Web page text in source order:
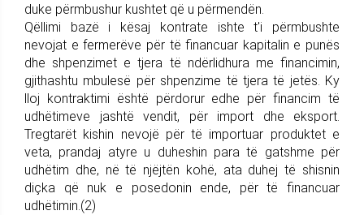
duke përmbushur kushtet që u përmendën.
Qëllimi bazë i kësaj kontrate ishte t'i përmbushte
nevojat e fermerëve për të financuar kapitalin e punës
dhe shpenzimet e tjera të ndërlidhura me financimin,
gjithashtu mbulesë për shpenzime të tjera të jetës. Ky
lloj kontraktimi është përdorur edhe për financim të
udhëtimeve jashtë vendit, për import dhe eksport.
Tregtarët kishin nevojë për të importuar produktet e
veta, prandaj atyre u duheshin para të gatshme për
udhëtim dhe, në të njëjtën kohë, ata duhej të shisnin
diçka që nuk e posedonin ende, për të financuar
udhëtimin.(2)